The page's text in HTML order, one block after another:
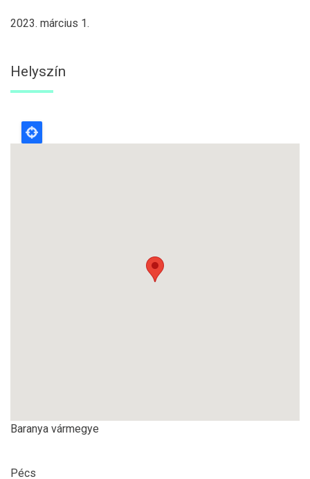
2023. március 1.
Helyszín
Baranya vármegye
Pécs